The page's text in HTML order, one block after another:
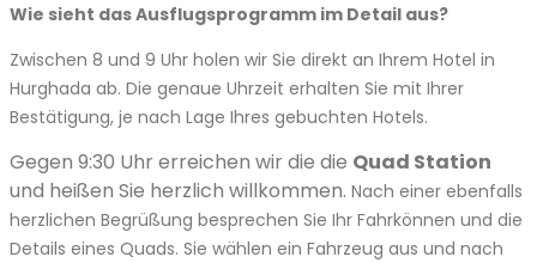
Wie sieht das Ausflugsprogramm im Detail aus?
Zwischen 8 und 9 Uhr holen wir Sie direkt an Ihrem Hotel in
Hurghada ab. Die genaue Uhrzeit erhalten Sie mit Ihrer
Bestätigung, je nach Lage Ihres gebuchten Hotels.
Gegen 9:30 Uhr erreichen wir die die Quad Station
und heißen Sie herzlich willkommen. Nach einer ebenfalls
herzlichen Begrüßung besprechen Sie Ihr Fahrkönnen und die
Details eines Quads. Sie wählen ein Fahrzeug aus und nach